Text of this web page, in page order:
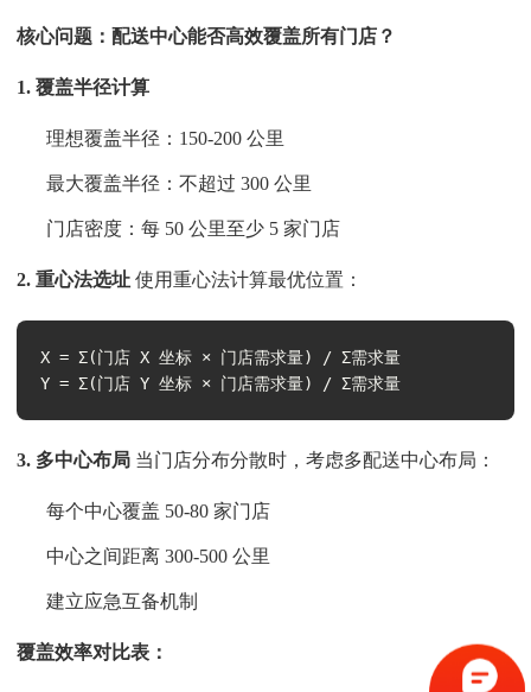
核心问题：配送中心能否高效覆盖所有门店？
1. 覆盖半径计算
理想覆盖半径：150-200 公里
最大覆盖半径：不超过 300 公里
门店密度：每 50 公里至少 5 家门店
2. 重心法选址 使用重心法计算最优位置：
X = Σ(门店 X 坐标 × 门店需求量) / Σ需求量
Y = Σ(门店 Y 坐标 × 门店需求量) / Σ需求量
3. 多中心布局 当门店分布分散时，考虑多配送中心布局：
每个中心覆盖 50-80 家门店
中心之间距离 300-500 公里
建立应急互备机制
覆盖效率对比表：